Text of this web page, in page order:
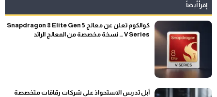
إقرأ أيضاً
كوالكوم تعلن عن معالج Snapdragon 8 Elite Gen 5
V Series … نسخة مخصصة من المعالج الرائد
آبل تدرس الاستحواذ على شركات رقاقات متخصصة